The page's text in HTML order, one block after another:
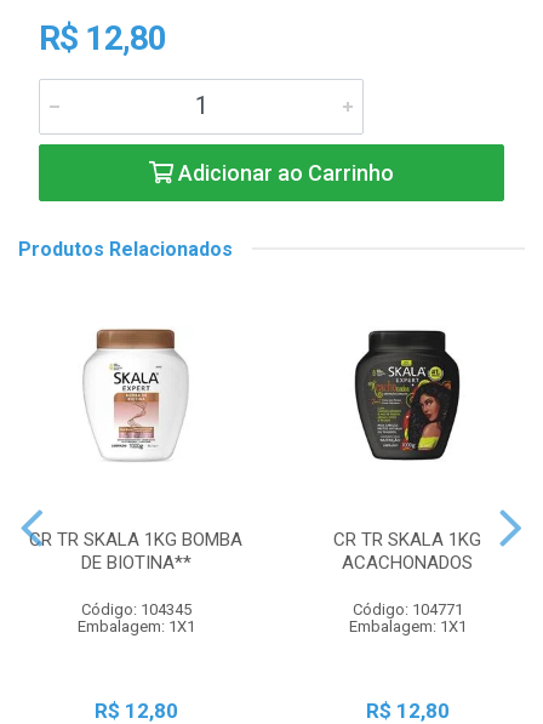
R$ 12,80
Adicionar ao Carrinho
Produtos Relacionados
CR TR SKALA 1KG BOMBA
DE BIOTINA**
Código: 104345
Embalagem: 1X1
R$ 12,80
CR TR SKALA 1KG
ACACHONADOS
Código: 104771
Embalagem: 1X1
R$ 12,80